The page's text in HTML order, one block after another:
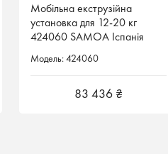
Мобільна екструзійна
установка для 12-20 кг
424060 SAMOA Іспанія
Модель: 424060
83 436 ₴
Мобільна екструзійна
установка для 12-20 кг
424060 SAMOA Іспанія
Модель: 424060
83 436 ₴